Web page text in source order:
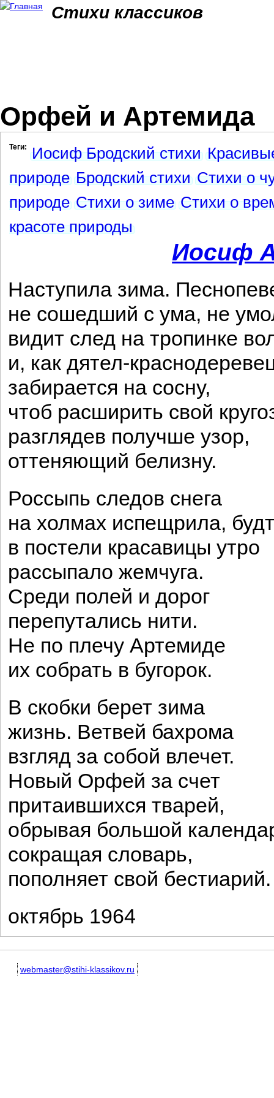
Стихи классиков
Орфей и Артемида
Теги: Иосиф Бродский стихи
природе Бродский стихи Стихи о
природе Стихи о зиме Стихи о
красоте природы
Иосиф
Наступила зима.
не сошедший с ума, не
видит след на тропинке
и, как дятел-
забирается на сосну,
чтоб расширить свой
разглядев получше узор,
оттеняющий белизну.
Россыпь следов снега
на холмах испещрила,
в постели красавицы утро
рассыпало жемчуга.
Среди полей и дорог
перепутались нити.
Не по плечу Артемиде
их собрать в бугорок.
В скобки берет зима
жизнь. Ветвей бахрома
взгляд за собой влечет.
Новый Орфей за счет
притаившихся тварей,
обрывая большой
сокращая словарь,
пополняет свой бестиарий.
октябрь 1964
webmaster@stihi-klassikov.ru